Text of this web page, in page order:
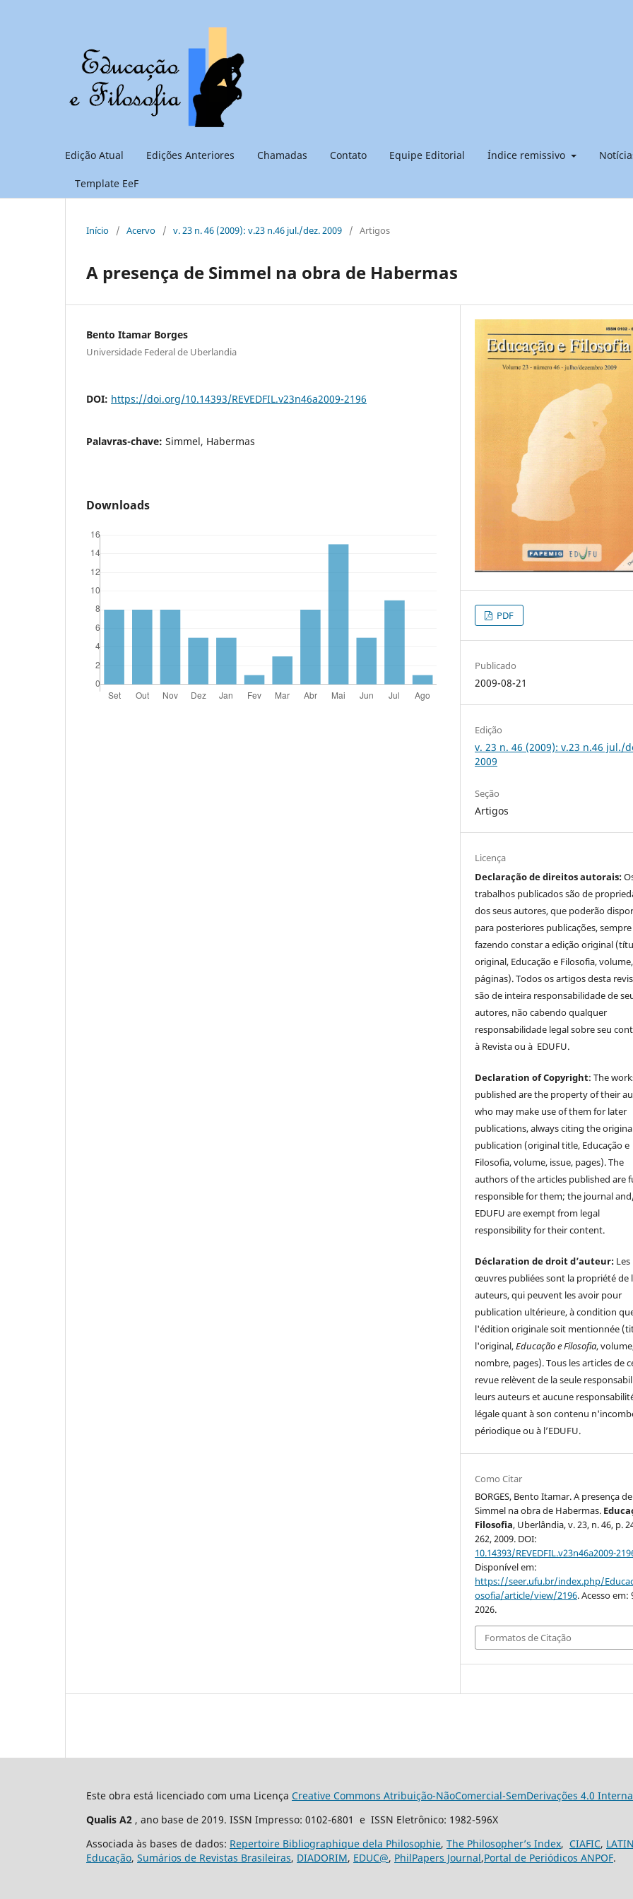
Edição Atual Edições Anteriores Chamadas Contato Equipe Editorial Índice remissivo
Template EeF
Início / Acervo / v. 23 n. 46 (2009): v.23 n.46 jul./dez. 2009 / Artigos
A presença de Simmel na obra de Habermas
Bento Itamar Borges
Universidade Federal de Uberlandia
DOI: https://doi.org/10.14393/REVEDFIL.v23n46a2009-2196
Palavras-chave: Simmel, Habermas
Downloads
PDF
Publicado
2009-08-21
Edição
v. 23 n. 46 (2009): v.23 n.46 jul./
2009
Seção
Artigos
Licença
Declaração de direitos autorais:
trabalhos publicados são de
dos seus autores, que poderão
para posteriores publicações, sempre
fazendo constar a edição original
original, Educação e Filosofia,
páginas). Todos os artigos desta
são de inteira responsabilidade de
autores, não cabendo qualquer
responsabilidade legal sobre seu
à Revista ou à EDUFU.
Declaration of Copyright: The
published are the property of their
who may make use of them for later
publications, always citing the
publication (original title, Educação e
Filosofia, volume, issue, pages). The
authors of the articles published are
responsible for them; the journal
EDUFU are exempt from legal
responsibility for their content.
Déclaration de droit d’auteur: Les
œuvres publiées sont la propriété de
auteurs, qui peuvent les avoir pour
publication ultérieure, à condition
l'édition originale soit mentionnée
l'original,Educação e Filosofia,
nombre, pages). Tous les articles de
revue relèvent de la seule
leurs auteurs et aucune
légale quant à son contenu
périodique ou à l’EDUFU.
Como Citar
BORGES, Bento Itamar. A presença de
Simmel na obra de Habermas.
Filosofia, Uberlândia, v. 23, n. 46, p.
262, 2009. DOI:
10.14393/REVEDFIL.v23n46a2009-
Disponível em:
https://seer.ufu.br/index.php/
osofia/article/view/2196. Acesso em:
2026.
Formatos de Citação
Este obra está licenciado com uma Licença Creative Commons Atribuição-NãoComercial-SemDerivações 4.0
Qualis A2 , ano base de 2019. ISSN Impresso: 0102-6801 e ISSN Eletrônico: 1982-596X
Associada às bases de dados: Repertoire Bibliographique dela Philosophie, The Philosopher’s Index, CIAFIC,
Educação, Sumários de Revistas Brasileiras, DIADORIM, EDUC@, PhilPapers Journal,Portal de Periódicos ANPOF.